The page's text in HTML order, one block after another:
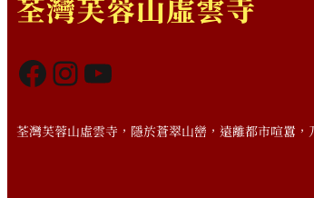
Facebook InstagramYouTube
荃灣芙蓉山虛雲寺，隱於蒼翠山巒，遠離都市喧囂